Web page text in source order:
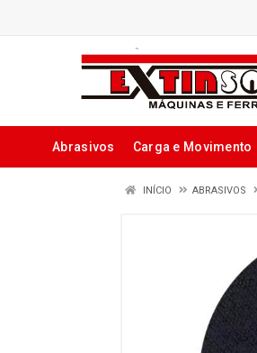
Abrasivos Carga e Movimento
INÍCIO ABRASIVOS